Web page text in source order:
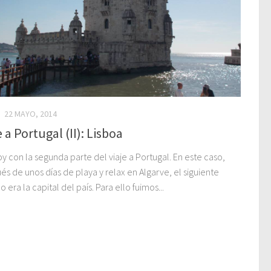
22 MAYO, 2014
a Portugal (II): Lisboa
con la segunda parte del viaje a Portugal. En este caso,
de unos días de playa y relax en Algarve, el siguiente
era la capital del país. Para ello fuimos...